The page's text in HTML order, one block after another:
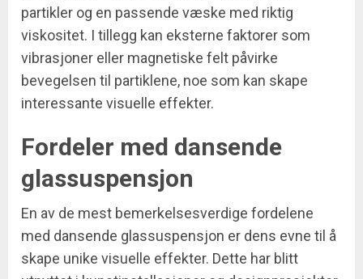
partikler og en passende væske med riktig
viskositet. I tillegg kan eksterne faktorer som
vibrasjoner eller magnetiske felt påvirke
bevegelsen til partiklene, noe som kan skape
interessante visuelle effekter.
Fordeler med dansende
glassuspensjon
En av de mest bemerkelsesverdige fordelene
med dansende glassuspensjon er dens evne til å
skape unike visuelle effekter. Dette har blitt